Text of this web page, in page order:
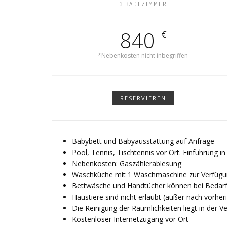
3 BADEZIMMER
840 €
*Nebenkosten nicht inbegriffen
RESERVIEREN
Babybett und Babyausstattung auf Anfrage
Pool, Tennis, Tischtennis vor Ort. Einführung
Nebenkosten: Gaszählerablesung
Waschküche mit 1 Waschmaschine zur
Bettwäsche und Handtücher können bei
Haustiere sind nicht erlaubt (außer nach
Die Reinigung der Räumlichkeiten liegt in der
Kostenloser Internetzugang vor Ort